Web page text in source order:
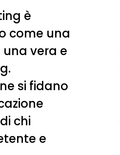
è
come una
una vera e
si fidano
chi
e